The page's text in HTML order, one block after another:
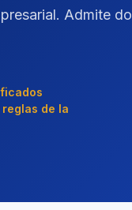
Admite
de la